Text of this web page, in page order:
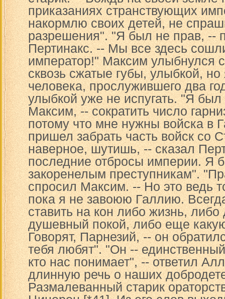
приказаниях странствующих
накормлю своих детей, не
разрешения". "Я был не прав, --
Пертинакс. -- Мы все здесь
император!" Максим улыбнулся
сквозь сжатые губы, улыбкой, но
человека, прослужившего два
улыбкой уже не испугать. "Я
Максим, -- сократить число
потому что мне нужны войска в
пришел забрать часть войск со
наверное, шутишь, -- сказал
последние отбросы империи. Я
закоренелым преступникам".
спросил Максим. -- Но это ведь
пока я не завоюю Галлию.
ставить на кон либо жизнь,
душевный покой, либо еще
Говорят, Парнезий, -- он
тебя любят". "Он --
кто нас понимает", -- ответил
длинную речь о наших
Размалеванный старик